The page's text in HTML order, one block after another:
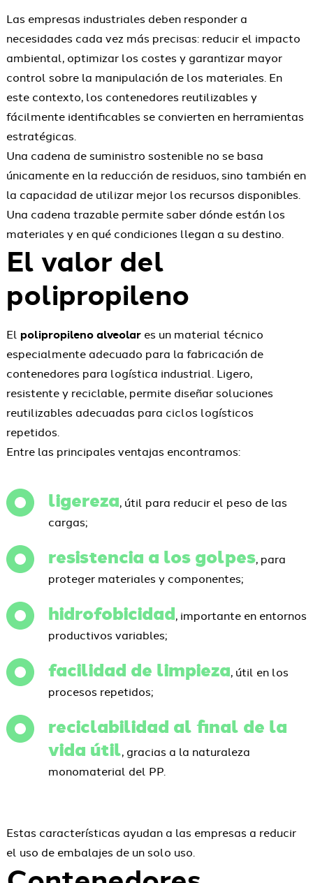
Las empresas industriales deben responder a
necesidades cada vez más precisas: reducir el impacto
ambiental, optimizar los costes y garantizar mayor
control sobre la manipulación de los materiales. En
este contexto, los contenedores reutilizables y
fácilmente identificables se convierten en herramientas
estratégicas.
Una cadena de suministro sostenible no se basa
únicamente en la reducción de residuos, sino también en
la capacidad de utilizar mejor los recursos disponibles.
Una cadena trazable permite saber dónde están los
materiales y en qué condiciones llegan a su destino.
El valor del
polipropileno
El polipropileno alveolares un material técnico
especialmente adecuado para la fabricación de
contenedores para logística industrial. Ligero,
resistente y reciclable, permite diseñar soluciones
reutilizables adecuadas para ciclos logísticos
repetidos.
Entre las principales ventajas encontramos:
ligereza, útil para reducir el peso de las
cargas;
resistencia a los golpes, para
proteger materiales y componentes;
hidrofobicidad, importante en entornos
productivos variables;
facilidad de limpieza, útil en los
procesos repetidos;
reciclabilidad al final de la
vida útil, gracias a la naturaleza
monomaterial del PP.
Estas características ayudan a las empresas a reducir
el uso de embalajes de un solo uso.